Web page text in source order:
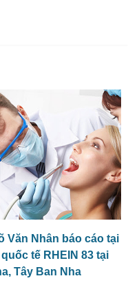
Văn Nhân báo cáo tại
tế RHEIN 83 tại
Tây Ban Nha